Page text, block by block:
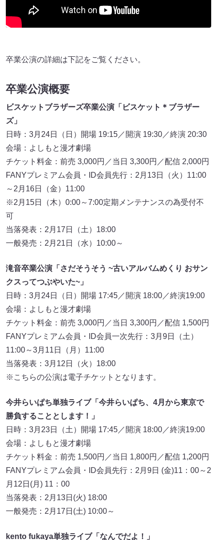
卒業公演の詳細は下記をご覧ください。
卒業公演概要
ビスケットブラザーズ卒業公演 「ビスケット＊ブラザー
ズ」
日時：3月24日（日）開場 19:15／開演 19:30／終演 20:30
会場：よしもと漫才劇場
チケット料金：前売 3,000円／当日 3,300円／配信 2,000円
FANYプレミアム会員・ID会員先行：2月13日（火）11:00
～2月16日（金）11:00
※2月15日（木）0:00～7:00定期メンテナンスの為受付不
可
当落発表：2月17日（土）18:00
一般発売：2月21日（水）10:00～
滝音卒業公演「さだそうそう ~古いアルバムめくり おサン
クスってつぶやいた~」
日時：3月24日（日）開場 17:45／開演 18:00／終演19:00
会場：よしもと漫才劇場
チケット料金：前売 3,000円／当日 3,300円／配信 1,500円
FANYプレミアム会員・ID会員一次先行：3月9日（土）
11:00～3月11日（月）11:00
当落発表：3月12日（火）18:00
※こちらの公演は電子チケットとなります。
今井らいぱち単独ライブ「今井らいぱち、4月から東京で
勝負することとします！」
日時：3月23日（土）開場 17:45／開演 18:00／終演19:00
会場：よしもと漫才劇場
チケット料金：前売 1,500円／当日 1,800円／配信 1,200円
FANYプレミアム会員・ID会員先行：2月9日 (金)11：00～2
月12日(月) 11：00
当落発表：2月13日(火) 18:00
一般発売：2月17日(土) 10:00～
kento fukaya単独ライブ「なんでだよ！」